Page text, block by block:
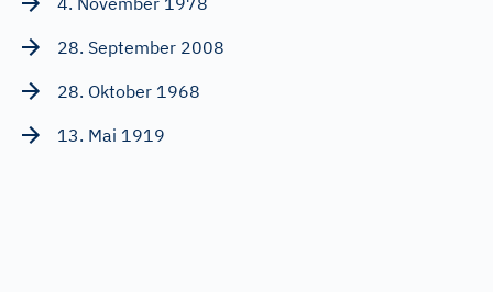
28. September 2008
28. Oktober 1968
13. Mai 1919